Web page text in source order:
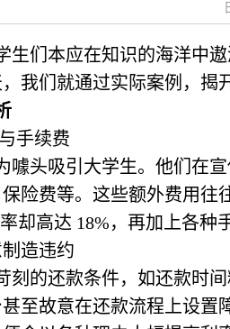
生们本应在知识的海洋中
我们就通过实际案例，揭
手续费
噱头吸引大学生。他们在
险费等。这些额外费用往
却高达 18%，再加上各
造违约
刻的还款条件，如还款时
至故意在还款流程上设